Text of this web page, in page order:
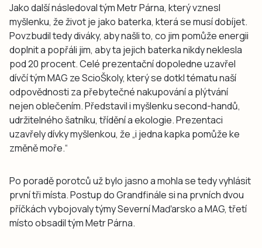
Jako další následoval tým Metr Párna, který vznesl
myšlenku, že život je jako baterka, která se musí dobíjet.
Povzbudil tedy diváky, aby našli to, co jim pomůže energii
doplnit a popřáli jim, aby ta jejich baterka nikdy neklesla
pod 20 procent. Celé prezentační dopoledne uzavřel
dívčí tým MAG ze ScioŠkoly, který se dotkl tématu naší
odpovědnosti za přebytečné nakupování a plýtvání
nejen oblečením. Představil i myšlenku second-handů,
udržitelného šatníku, třídění a ekologie. Prezentaci
uzavřely dívky myšlenkou, že „i jedna kapka pomůže ke
změně moře.“
Po poradě porotců už bylo jasno a mohla se tedy vyhlásit
první tři místa. Postup do Grandfinále si na prvních dvou
příčkách vybojovaly týmy Severní Maďarsko a MAG, třetí
místo obsadil tým Metr Párna.